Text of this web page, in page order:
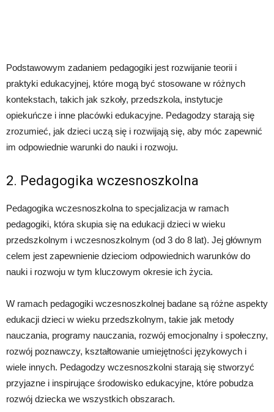
Podstawowym zadaniem pedagogiki jest rozwijanie teorii i
praktyki edukacyjnej, które mogą być stosowane w różnych
kontekstach, takich jak szkoły, przedszkola, instytucje
opiekuńcze i inne placówki edukacyjne. Pedagodzy starają się
zrozumieć, jak dzieci uczą się i rozwijają się, aby móc zapewnić
im odpowiednie warunki do nauki i rozwoju.
2. Pedagogika wczesnoszkolna
Pedagogika wczesnoszkolna to specjalizacja w ramach
pedagogiki, która skupia się na edukacji dzieci w wieku
przedszkolnym i wczesnoszkolnym (od 3 do 8 lat). Jej głównym
celem jest zapewnienie dzieciom odpowiednich warunków do
nauki i rozwoju w tym kluczowym okresie ich życia.
W ramach pedagogiki wczesnoszkolnej badane są różne aspekty
edukacji dzieci w wieku przedszkolnym, takie jak metody
nauczania, programy nauczania, rozwój emocjonalny i społeczny,
rozwój poznawczy, kształtowanie umiejętności językowych i
wiele innych. Pedagodzy wczesnoszkolni starają się stworzyć
przyjazne i inspirujące środowisko edukacyjne, które pobudza
rozwój dziecka we wszystkich obszarach.